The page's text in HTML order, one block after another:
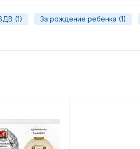
(1) За рождение ребенка (1)